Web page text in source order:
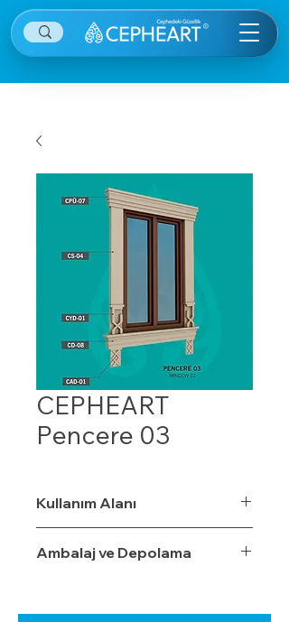
CEPHEART
Pencere 03
Kullanım Alanı
Ambalaj ve Depolama